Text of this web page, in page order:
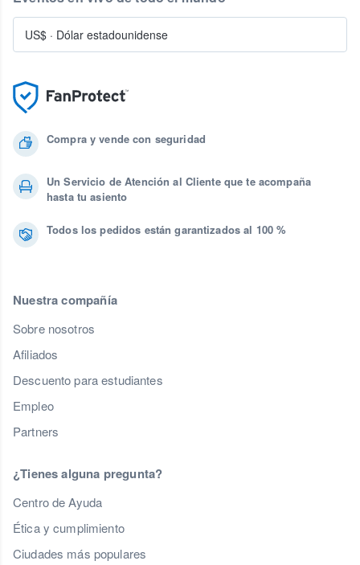
Compra y vende con seguridad
Un Servicio de Atención al Cliente que te acompaña
hasta tu asiento
Todos los pedidos están garantizados al 100 %
Nuestra compañía
Sobre nosotros
Afiliados
Descuento para estudiantes
Empleo
Partners
¿Tienes alguna pregunta?
Centro de Ayuda
Ética y cumplimiento
Ciudades más populares
US$ · Dólar estadounidense